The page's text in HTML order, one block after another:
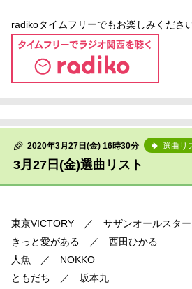
radikoタイムフリーでもお楽しみください
2020年3月27日(金) 16時30分 選曲リ
3月27日(金)選曲リスト
東京VICTORY ／ サザンオールスタ
きっと愛がある ／ 西田ひかる
人魚 ／ NOKKO
ともだち ／ 坂本九